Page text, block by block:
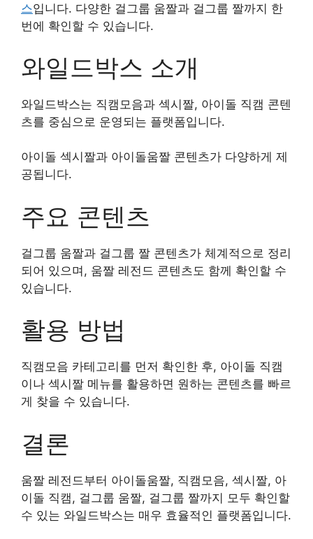
스입니다. 다양한 걸그룹 움짤과 걸그룹 짤까지 한
번에 확인할 수 있습니다.
와일드박스 소개
와일드박스는 직캠모음과 섹시짤, 아이돌 직캠 콘텐
츠를 중심으로 운영되는 플랫폼입니다.
아이돌 섹시짤과 아이돌움짤 콘텐츠가 다양하게 제
공됩니다.
주요 콘텐츠
걸그룹 움짤과 걸그룹 짤 콘텐츠가 체계적으로 정리
되어 있으며, 움짤 레전드 콘텐츠도 함께 확인할 수
있습니다.
활용 방법
직캠모음 카테고리를 먼저 확인한 후, 아이돌 직캠
이나 섹시짤 메뉴를 활용하면 원하는 콘텐츠를 빠르
게 찾을 수 있습니다.
결론
움짤 레전드부터 아이돌움짤, 직캠모음, 섹시짤, 아
이돌 직캠, 걸그룹 움짤, 걸그룹 짤까지 모두 확인할
수 있는 와일드박스는 매우 효율적인 플랫폼입니다.